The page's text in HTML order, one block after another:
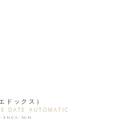
ドックス）
DATE AUTOMATIC
NIN